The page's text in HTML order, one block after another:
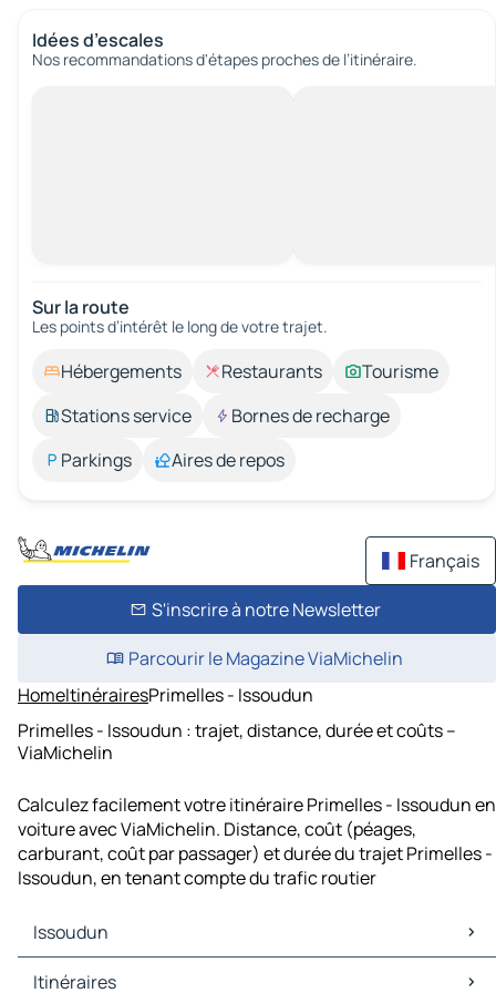
Idées d’escales
Nos recommandations d'étapes proches de l’itinéraire.
Sur la route
Les points d’intérêt le long de votre trajet.
Hébergements Restaurants
Tourisme
Stations service
Bornes de recharge
Parkings
Aires de repos
Français
S'inscrire à notre Newsletter
Parcourir le Magazine ViaMichelin
HomeItinérairesPrimelles - Issoudun
Primelles - Issoudun : trajet, distance, durée et coûts –
ViaMichelin
Calculez facilement votre itinéraire Primelles - Issoudun en
voiture avec ViaMichelin. Distance, coût (péages,
carburant, coût par passager) et durée du trajet Primelles -
Issoudun, en tenant compte du trafic routier
Issoudun
Issoudun Cartes et plans
Itinéraires